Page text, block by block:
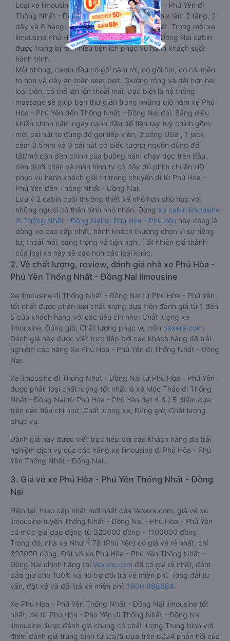
Loại xe limousine giường phòng từ Phú Hòa - Phú Yên đi
Thống Nhất - Đồng Nai 20 - 22 chỗ được chia làm 2 tầng, 2
dãy và 6 hàng, mỗi hàng là 2 cabin riêng biệt. Trong mỗi xe
limousine Phú Hòa - Phú Yên Thống Nhất - Đồng Nai cabin
được trang bị rất nhiều tiện ích phục vụ hành khách suốt
hành trình.
Mỗi phòng, cabin đều có gối nằm rời, có gối ôm, có cái mền
to hơn và dây an toàn seat belt. Giường rộng và dài hơn hai
loại trên, có thể lăn lộn thoải mái. Đặc biệt là hệ thống
massage sẽ giúp bạn thư giãn trong những giờ nằm xe Phú
Hòa - Phú Yên đến Thống Nhất - Đồng Nai dài. Bảng điều
khiển chính nằm ngay cạnh đầu để tiện tay tuỳ chỉnh gồm:
một cái nút to đùng để gọi tiếp viên, 2 cổng USB , 1 jack
cắm 3.5mm và 3 cái nút có biểu tượng nguồn dùng để
tắt/mở dàn đèn chính của buồng nằm chạy dọc trên đầu,
đèn dưới chân và màn hình tv có đầy đủ phim chuẩn HD
phục vụ hành khách giải trí trong chuyến đi từ Phú Hòa -
Phú Yên đến Thống Nhất - Đồng Nai.
Lưu ý 2 cabin cuối thường thiết kế nhỏ hơn phù hợp với
những người có thân hình nhỏ nhắn. Dòng xe cabin limousine
đi Thống Nhất - Đồng Nai từ Phú Hòa - Phú Yên này đang là
dòng xe cao cấp nhất, hành khách thường chọn vì sự riêng
tư, thoải mái, sang trọng và tiện nghi. Tất nhiên giá thành
của loại xe này sẽ cao hơn các loại khác.
2. Về chất lượng, review, đánh giá nhà xe Phú Hòa -
Phú Yên Thống Nhất - Đồng Nai limousine
Xe limousine đi Thống Nhất - Đồng Nai từ Phú Hòa - Phú Yên
tốt nhất được phân loại chất lượng dựa trên đánh giá từ 1 đến
5 của khách hàng với các tiêu chí như: Chất lượng xe
limousine, Đúng giờ, Chất lượng phục vụ trên Vexere.com.
Đánh giá này được viết trực tiếp bởi các khách hàng đã trải
nghiệm các hãng Xe Phú Hòa - Phú Yên đi Thống Nhất - Đồng
Nai.
Xe limousine đi Thống Nhất - Đồng Nai từ Phú Hòa - Phú Yên
được phân loại chất lượng tốt nhất là xe Mộc Thảo đi Thống
Nhất - Đồng Nai từ Phú Hòa - Phú Yên đạt 4.8 / 5 điểm dựa
trên các tiêu chí như: Chất lượng xe, Đúng giờ, Chất lượng
phục vụ.
Đánh giá này được viết trực tiếp bởi các khách hàng đã trải
nghiệm dịch vụ của các hãng xe limousine đi Phú Hòa - Phú
Yên Thống Nhất - Đồng Nai .
3. Giá vé xe Phú Hòa - Phú Yên Thống Nhất - Đồng
Nai
Hiện tại, theo cập nhật mới nhất của Vexere.com, giá vé xe
limousine tuyến Thống Nhất - Đồng Nai - Phú Hòa - Phú Yên
có mức giá dao động từ 320000 đồng - 1100000 đồng.
Trong đó, nhà xe Như Ý 78 (Phú Yên) có giá vé rẻ nhất, chỉ
320000 đồng. Đặt vé xe Phú Hòa - Phú Yên Thống Nhất -
Đồng Nai chính hãng tại Vexere.com để có giá rẻ nhất, đảm
bảo giữ chỗ 100% và hỗ trợ đổi trả vé miễn phí. Tổng đài tư
vấn, đặt vé và đổi trả vé miễn phí: 1900 888684.
Xe Phú Hòa - Phú Yên Thống Nhất - Đồng Nai limousine tốt
nhất: Xe từ Phú Hòa - Phú Yên đi Thống Nhất - Đồng Nai
limousine được đánh giá chung có chất lượng Trung bình với
điểm đánh giá trung bình từ 2.5/5 dựa trên 6024 phản hồi của